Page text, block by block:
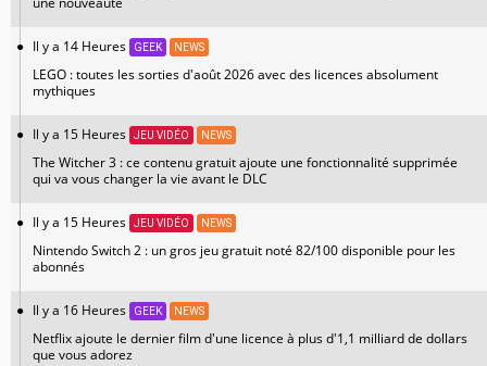
Il y a 14 Heures GEEK NEWS
LEGO : toutes les sorties d'août 2026 avec des licences absolument
mythiques
Il y a 15 Heures JEU VIDÉO NEWS
The Witcher 3 : ce contenu gratuit ajoute une fonctionnalité supprimée
qui va vous changer la vie avant le DLC
Il y a 15 Heures JEU VIDÉO NEWS
Nintendo Switch 2 : un gros jeu gratuit noté 82/100 disponible pour les
abonnés
Il y a 16 Heures GEEK NEWS
Netflix ajoute le dernier film d'une licence à plus d'1,1 milliard de dollars
que vous adorez